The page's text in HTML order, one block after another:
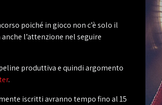
poiché in gioco non c’è solo il
l’attenzione nel seguire
produttiva e quindi argomento
.
iscritti avranno tempo fino al 15